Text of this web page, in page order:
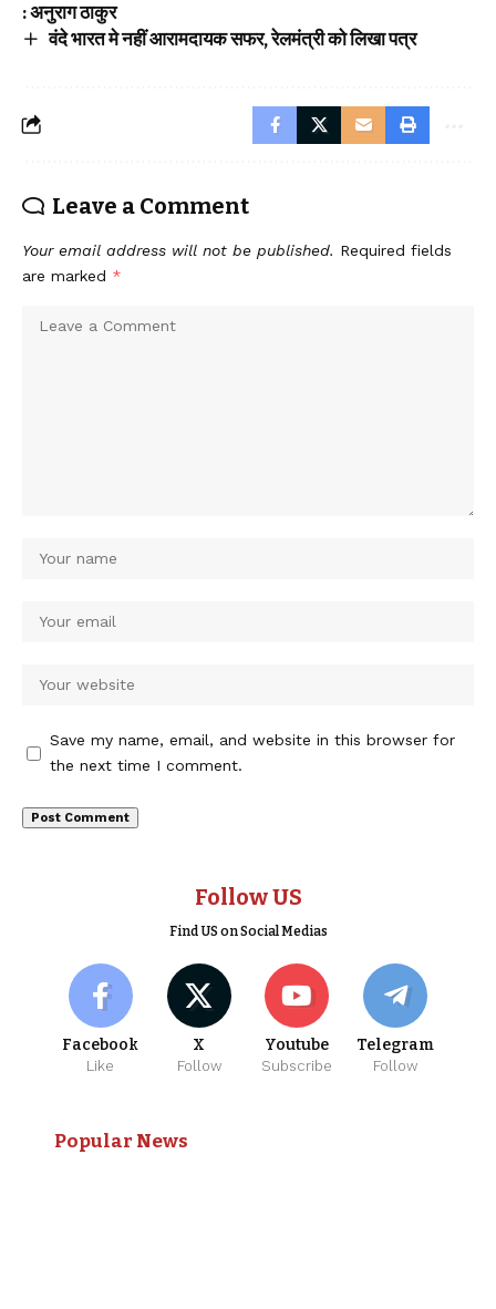
: अनुराग ठाकुर
वंदे भारत मे नहीं आरामदायक सफर, रेलमंत्री को लिखा पत्र
Leave a Comment
Your email address will not be published. Required fields
are marked *
Save my name, email, and website in this browser for
the next time I comment.
Follow US
Find US on Social Medias
Facebook
Like
X
Follow
Youtube
Subscribe
Telegram
Follow
Popular News